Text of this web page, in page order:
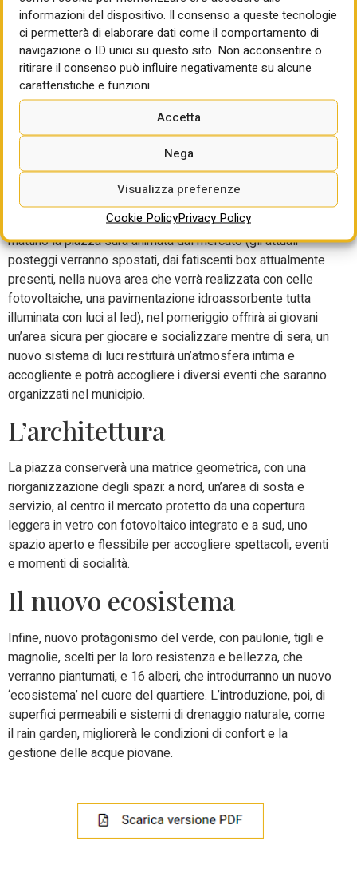
informazioni del dispositivo. Il consenso a queste tecnologie
ci permetterà di elaborare dati come il comportamento di
navigazione o ID unici su questo sito. Non acconsentire o
ritirare il consenso può influire negativamente su alcune
caratteristiche e funzioni.
Accetta
Nega
Visualizza preferenze
Cookie PolicyPrivacy Policy
tanto, soprattutto in questo momento e lo sta dimostrando
con i fatti. Speriamo che questa spinta non si fermi perché
siamo sulla strada giusta”.
Il progetto
Trasformare l’attuale piazza in un’oasi urbana, che possa
ospitare eventi e momenti di socialità, per accogliere
diverse generazioni in ogni momento della giornata. E’
questo il nucleo centrale di un progetto che mette al centro
le persone, disegnando un paesaggio urbano che dialoga
con la natura e restituisce qualità alla vita quotidiana. Al
mattino la piazza sarà animata dal mercato (gli attuali
posteggi verranno spostati, dai fatiscenti box attualmente
presenti, nella nuova area che verrà realizzata con celle
fotovoltaiche, una pavimentazione idroassorbente tutta
illuminata con luci al led), nel pomeriggio offrirà ai giovani
un’area sicura per giocare e socializzare mentre di sera, un
nuovo sistema di luci restituirà un’atmosfera intima e
accogliente e potrà accogliere i diversi eventi che saranno
organizzati nel municipio.
L’architettura
La piazza conserverà una matrice geometrica, con una
riorganizzazione degli spazi: a nord, un’area di sosta e
servizio, al centro il mercato protetto da una copertura
leggera in vetro con fotovoltaico integrato e a sud, uno
spazio aperto e flessibile per accogliere spettacoli, eventi
e momenti di socialità.
Il nuovo ecosistema
Infine, nuovo protagonismo del verde, con paulonie, tigli e
magnolie, scelti per la loro resistenza e bellezza, che
verranno piantumati, e 16 alberi, che introdurranno un nuovo
‘ecosistema’ nel cuore del quartiere. L’introduzione, poi, di
superfici permeabili e sistemi di drenaggio naturale, come
il rain garden, migliorerà le condizioni di confort e la
gestione delle acque piovane.